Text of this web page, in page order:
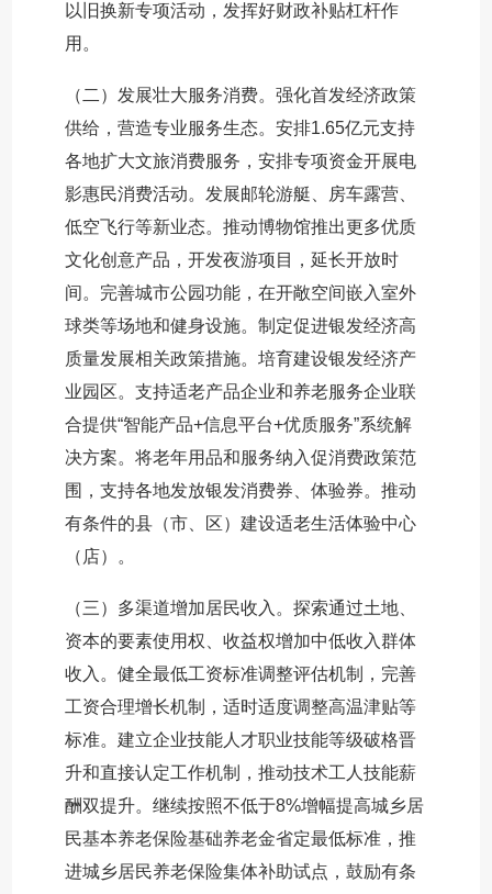
以旧换新专项活动，发挥好财政补贴杠杆作
用。
（二）发展壮大服务消费。强化首发经济政策
供给，营造专业服务生态。安排1.65亿元支持
各地扩大文旅消费服务，安排专项资金开展电
影惠民消费活动。发展邮轮游艇、房车露营、
低空飞行等新业态。推动博物馆推出更多优质
文化创意产品，开发夜游项目，延长开放时
间。完善城市公园功能，在开敞空间嵌入室外
球类等场地和健身设施。制定促进银发经济高
质量发展相关政策措施。培育建设银发经济产
业园区。支持适老产品企业和养老服务企业联
合提供“智能产品+信息平台+优质服务”系统解
决方案。将老年用品和服务纳入促消费政策范
围，支持各地发放银发消费券、体验券。推动
有条件的县（市、区）建设适老生活体验中心
（店）。
（三）多渠道增加居民收入。探索通过土地、
资本的要素使用权、收益权增加中低收入群体
收入。健全最低工资标准调整评估机制，完善
工资合理增长机制，适时适度调整高温津贴等
标准。建立企业技能人才职业技能等级破格晋
升和直接认定工作机制，推动技术工人技能薪
酬双提升。继续按照不低于8%增幅提高城乡居
民基本养老保险基础养老金省定最低标准，推
进城乡居民养老保险集体补助试点，鼓励有条